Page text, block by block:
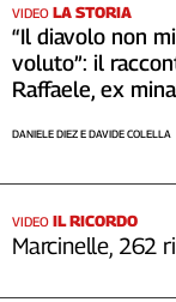
VIDEO LA STORIA
“Il diavolo non
voluto”: il
Raffaele, ex
DANIELE DIEZ E DAVIDE COLELLA
VIDEO IL RICORDO
Marcinelle, 262